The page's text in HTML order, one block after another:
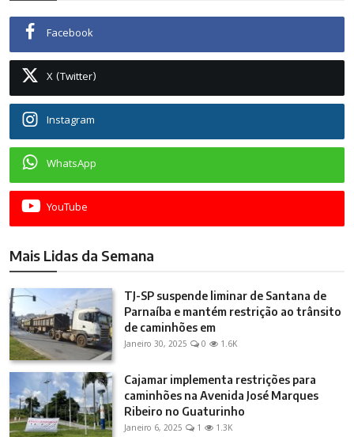
Facebook
X (Twitter)
Instagram
WhatsApp
YouTube
Mais Lidas da Semana
TJ-SP suspende liminar de Santana de
Parnaíba e mantém restrição ao trânsito
de caminhões em
Janeiro 30, 2025 0 1.6K
Cajamar implementa restrições para
caminhões na Avenida José Marques
Ribeiro no Guaturinho
Janeiro 6, 2025 1 1.3K